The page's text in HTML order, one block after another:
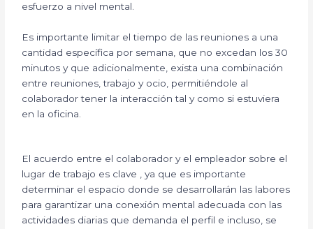
esfuerzo a nivel mental.
Es importante limitar el tiempo de las reuniones a una
cantidad específica por semana, que no excedan los 30
minutos y que adicionalmente, exista una combinación
entre reuniones, trabajo y ocio, permitiéndole al
colaborador tener la interacción tal y como si estuviera
en la oficina.
El acuerdo entre el colaborador y el empleador sobre el
lugar de trabajo es clave , ya que es importante
determinar el espacio donde se desarrollarán las labores
para garantizar una conexión mental adecuada con las
actividades diarias que demanda el perfil e incluso, se